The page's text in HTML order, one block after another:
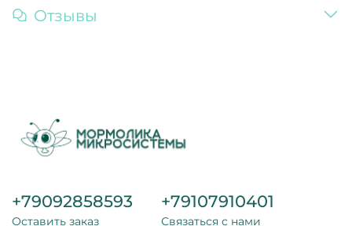
Отзывы
+79092858593
Оставить заказ
+79107910401
Связаться с нами